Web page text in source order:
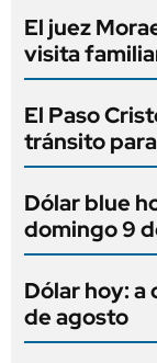
El juez
visita
El Paso
tránsito
Dólar blue
domingo 9
Dólar hoy:
de agosto